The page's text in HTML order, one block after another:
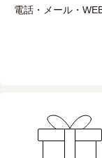
電話・メール・